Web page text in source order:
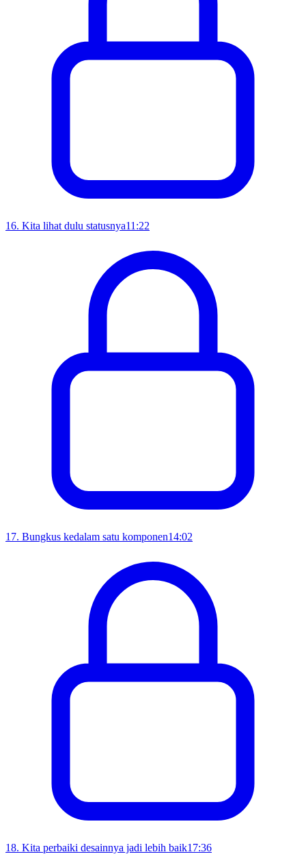
16. Kita lihat dulu statusnya11:22
17. Bungkus kedalam satu komponen14:02
18. Kita perbaiki desainnya jadi lebih baik17:36